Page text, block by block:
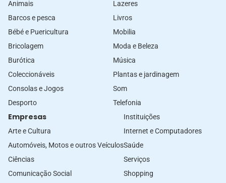
Animais
Barcos e pesca
Bébé e Puericultura
Bricolagem
Burótica
Coleccionáveis
Consolas e Jogos
Desporto
Lazeres
Livros
Mobilia
Moda e Beleza
Música
Plantas e jardinagem
Som
Telefonia
Empresas
Arte e Cultura
Automóveis, Motos e outros Veículos
Ciências
Comunicação Social
Instituições
Internet e Computadores
Saúde
Serviços
Shopping